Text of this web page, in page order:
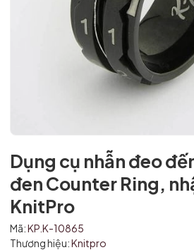
Dụng cụ nhẫn đeo
đen Counter Ring,
KnitPro
Mã:KP.K-10865
Thương hiệu:Knitpro
Mã giảm giá:
Ngày hết hạn:
Điều kiện: